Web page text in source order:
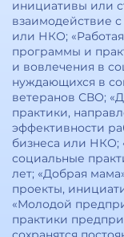
инициативы или
взаимодействие
или НКО;
программы и
и вовлечения в
нуждающихся в
ветеранов СВО;
практики,
эффективности
бизнеса или НКО;
социальные
лет; «Добрая
проекты,
«Молодой
практики